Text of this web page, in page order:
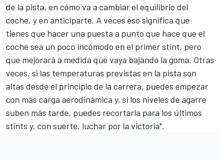
de la pista, en cómo va a cambiar el equilibrio del
coche, y en anticiparte. A veces eso significa que
tienes que hacer una puesta a punto que hace que el
coche sea un poco incómodo en el primer stint, pero
que mejorará a medida que vaya bajando la goma. Otras
veces, si las temperaturas previstas en la pista son
altas desde el principio de la carrera, puedes empezar
con más carga aerodinámica y, si los niveles de agarre
suben más tarde, puedes recortarla para los últimos
stints y, con suerte, luchar por la victoria".